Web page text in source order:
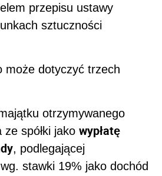
przepisu ustawy
sztuczności
może dotyczyć trzech
otrzymywanego
spółki jako wypłatę
, podlegającej
stawki 19% jako dochód